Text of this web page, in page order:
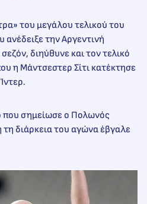
του μεγάλου τελικού του
την Αργεντινή
διηύθυνε και τον τελικό
η Μάντσεστερ Σίτι κατέκτησε
που σημείωσε ο Πολωνός
τη διάρκεια του αγώνα έβγαλε